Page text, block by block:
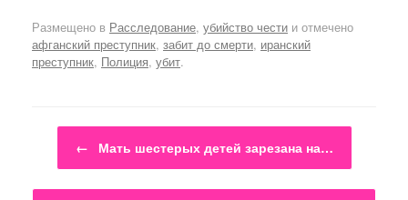
Размещено в Расследование, убийство чести и отмечено
афганский преступник, забит до смерти, иранский
преступник, Полиция, убит.
Навигация по записям
← Мать шестерых детей зарезана на…